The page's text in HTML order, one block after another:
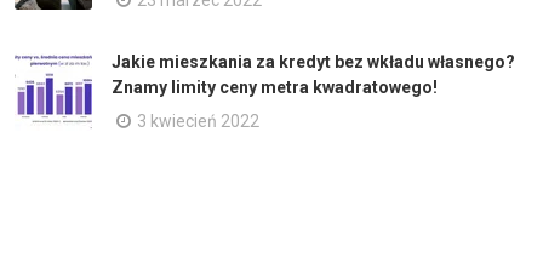
Jakie mieszkania za kredyt bez wkładu własnego?
Znamy limity ceny metra kwadratowego!
3 kwiecień 2022